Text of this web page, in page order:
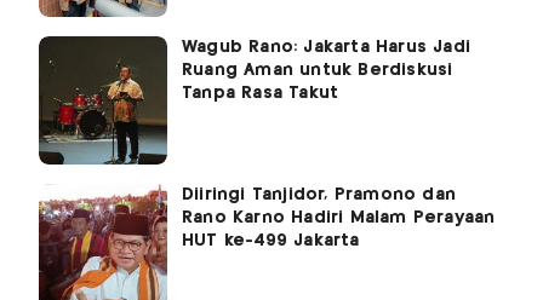
Wagub Rano: Jakarta Harus Jadi
Ruang Aman untuk Berdiskusi
Tanpa Rasa Takut
Diiringi Tanjidor, Pramono dan
Rano Karno Hadiri Malam Perayaan
HUT ke-499 Jakarta